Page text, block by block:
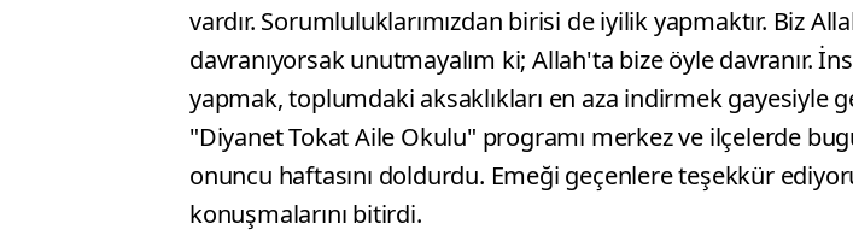
vardır. Sorumluluklarımızdan birisi de iyilik yapmaktır. Biz
davranıyorsak unutmayalım ki; Allah'ta bize öyle davranır.
yapmak, toplumdaki aksaklıkları en aza indirmek gayesiyle
"Diyanet Tokat Aile Okulu" programı merkez ve ilçelerde
onuncu haftasını doldurdu. Emeği geçenlere teşekkür
konuşmalarını bitirdi.